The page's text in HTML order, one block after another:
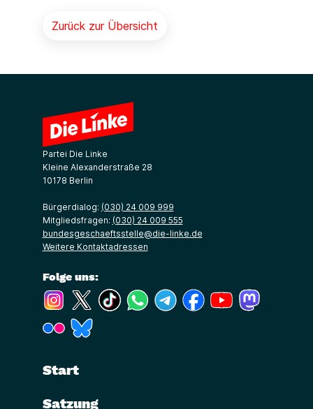
Zurück zur Übersicht
Partei Die Linke
Kleine Alexanderstraße 28
10178 Berlin
Bürgerdialog: (030) 24 009 999
Mitgliedsfragen: (030) 24 009 555
bundesgeschaeftsstelle@die-linke.de
Weitere Kontaktadressen
Folge uns:
(Link öffnet ein neues Fenster)
(Link öffnet ein neues Fenster)
(Link öffnet ein neues Fenster)
(Link öffnet ein neues Fenster)
(Link öffnet ein neues Fenster)
(Link öffnet ein neues
(Link öffnet ein
(Link öffnet ein neues Fenster)
Start
Satzung